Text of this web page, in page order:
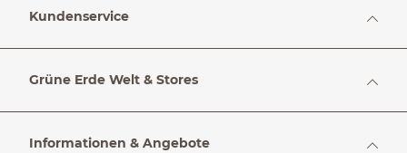
Kundenservice
Grüne Erde Welt & Stores
Informationen & Angebote